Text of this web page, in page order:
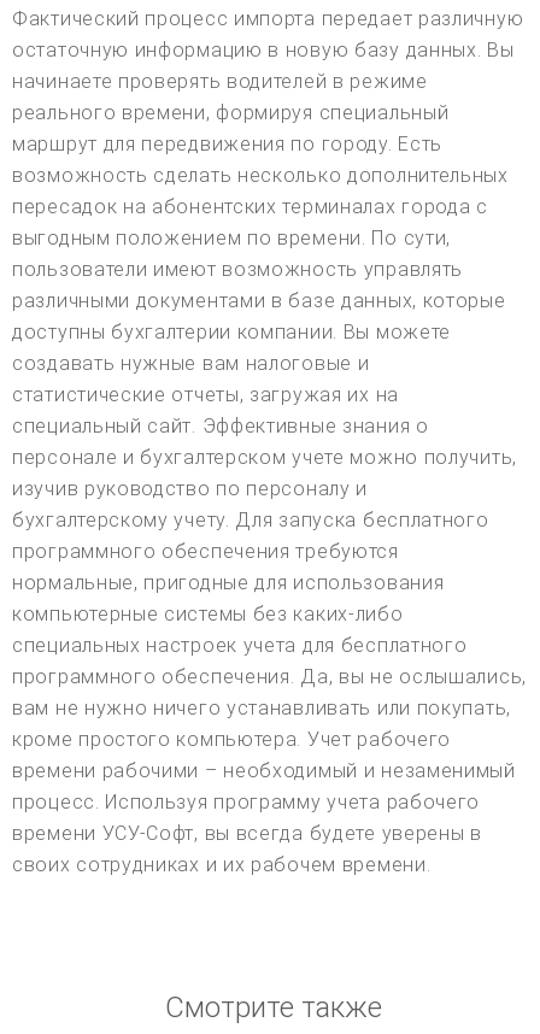
Фактический процесс импорта передает различную
остаточную информацию в новую базу данных. Вы
начинаете проверять водителей в режиме
реального времени, формируя специальный
маршрут для передвижения по городу. Есть
возможность сделать несколько дополнительных
пересадок на абонентских терминалах города с
выгодным положением по времени. По сути,
пользователи имеют возможность управлять
различными документами в базе данных, которые
доступны бухгалтерии компании. Вы можете
создавать нужные вам налоговые и
статистические отчеты, загружая их на
специальный сайт. Эффективные знания о
персонале и бухгалтерском учете можно получить,
изучив руководство по персоналу и
бухгалтерскому учету. Для запуска бесплатного
программного обеспечения требуются
нормальные, пригодные для использования
компьютерные системы без каких-либо
специальных настроек учета для бесплатного
программного обеспечения. Да, вы не ослышались,
вам не нужно ничего устанавливать или покупать,
кроме простого компьютера. Учет рабочего
времени рабочими – необходимый и незаменимый
процесс. Используя программу учета рабочего
времени УСУ-Софт, вы всегда будете уверены в
своих сотрудниках и их рабочем времени.
Смотрите также